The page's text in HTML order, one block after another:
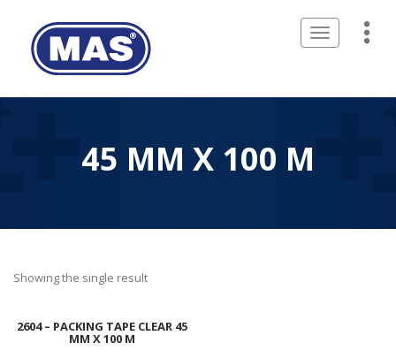
Toggle
navigation
45 MM X 100 M
Showing the single result
2604 – PACKING TAPE CLEAR 45
MM X 100 M